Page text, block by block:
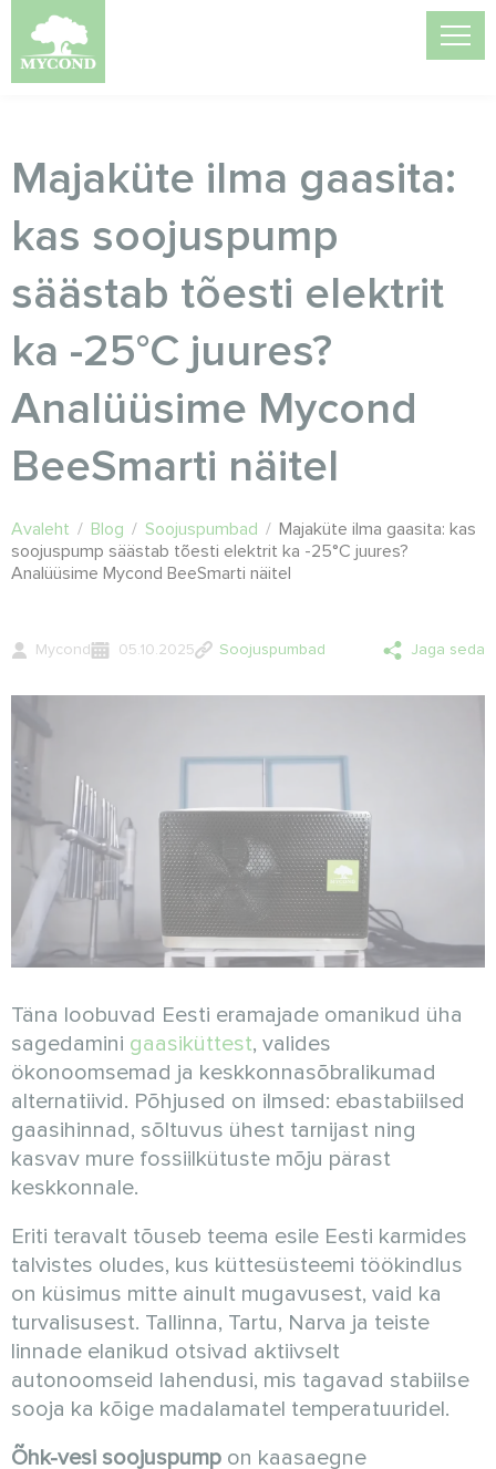
Majaküte ilma gaasita:
kas soojuspump
säästab tõesti elektrit
ka -25°C juures?
Analüüsime Mycond
BeeSmarti näitel
Avaleht / Blog / Soojuspumbad / Majaküte ilma gaasita: kas
soojuspump säästab tõesti elektrit ka -25°C juures?
Analüüsime Mycond BeeSmarti näitel
Mycond 05.10.2025 Soojuspumbad Jaga seda
Täna loobuvad Eesti eramajade omanikud üha
sagedamini gaasiküttest, valides
ökonoomsemad ja keskkonnasõbralikumad
alternatiivid. Põhjused on ilmsed: ebastabiilsed
gaasihinnad, sõltuvus ühest tarnijast ning
kasvav mure fossiilkütuste mõju pärast
keskkonnale.
Eriti teravalt tõuseb teema esile Eesti karmides
talvistes oludes, kus küttesüsteemi töökindlus
on küsimus mitte ainult mugavusest, vaid ka
turvalisusest. Tallinna, Tartu, Narva ja teiste
linnade elanikud otsivad aktiivselt
autonoomseid lahendusi, mis tagavad stabiilse
sooja ka kõige madalamatel temperatuuridel.
Õhk-vesi soojuspump on kaasaegne